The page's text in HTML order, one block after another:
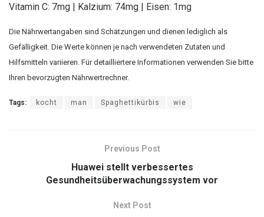
Vitamin C: 7mg | Kalzium: 74mg | Eisen: 1mg
Die Nährwertangaben sind Schätzungen und dienen lediglich als
Gefälligkeit. Die Werte können je nach verwendeten Zutaten und
Hilfsmitteln variieren. Für detailliertere Informationen verwenden Sie bitte
Ihren bevorzugten Nährwertrechner.
Tags: kocht man Spaghettikürbis wie
Previous Post
Huawei stellt verbessertes
Gesundheitsüberwachungssystem vor
Next Post